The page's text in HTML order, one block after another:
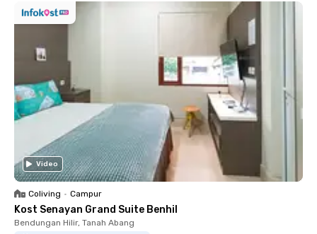
Video
Coliving • Campur
Kost Senayan Grand Suite Benhil
Bendungan Hilir, Tanah Abang